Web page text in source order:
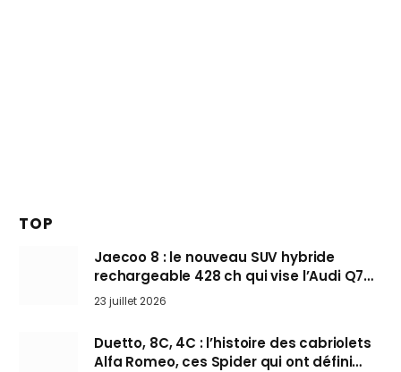
TOP
Jaecoo 8 : le nouveau SUV hybride
rechargeable 428 ch qui vise l’Audi Q7
arrive en Europe cet automne
23 juillet 2026
Duetto, 8C, 4C : l’histoire des cabriolets
Alfa Romeo, ces Spider qui ont défini